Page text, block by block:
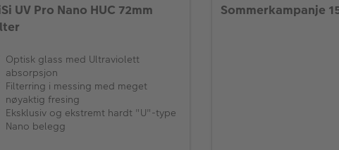
UV Pro Nano HUC 72mm
Optisk glass med Ultraviolett
absorpsjon
Filterring i messing med meget
nøyaktig fresing
Eksklusiv og ekstremt hardt "U"-type
Nano belegg
Sommerkampanje